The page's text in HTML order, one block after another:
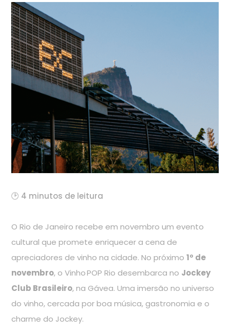
🕑 4 minutos de leitura
O Rio de Janeiro recebe em novembro um evento
cultural que promete enriquecer a cena de
apreciadores de vinho na cidade. No próximo1º de
novembro, o Vinho POP Rio desembarca no Jockey
Club Brasileiro, na Gávea. Uma imersão no universo
do vinho, cercada por boa música, gastronomia e o
charme do Jockey.